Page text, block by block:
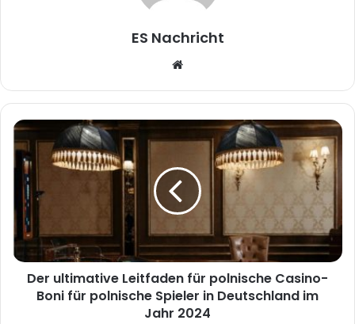
ES Nachricht
b
s
i
Der ultimative Leitfaden für polnische Casino-
Boni für polnische Spieler in Deutschland im
Jahr 2024